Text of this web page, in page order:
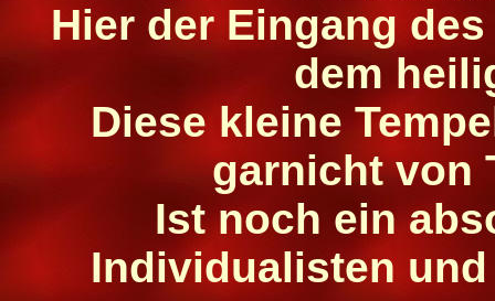
Hier der Eingang
dem
Diese kleine
garnicht von
Ist noch ein
Individualisten